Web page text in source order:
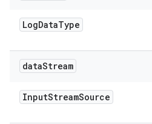
LogDataType
dataStream
InputStreamSource